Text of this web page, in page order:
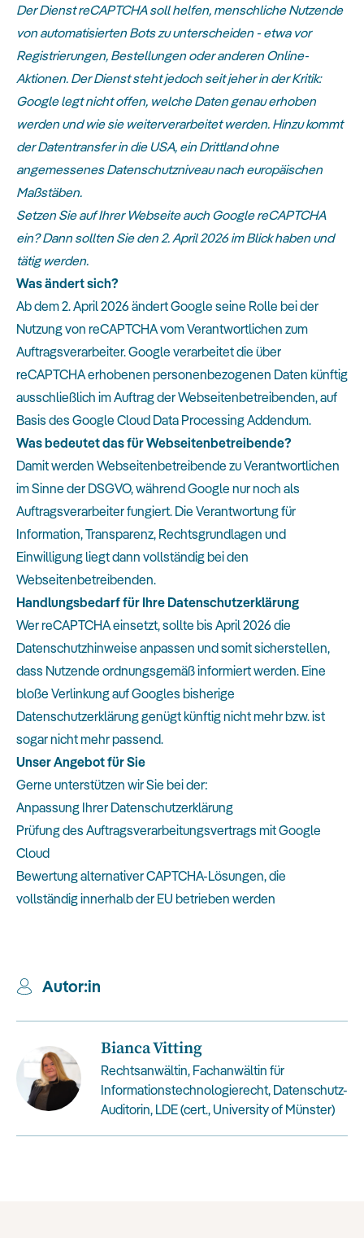
Der Dienst reCAPTCHA soll helfen, menschliche Nutzende
von automatisierten Bots zu unterscheiden - etwa vor
Registrierungen, Bestellungen oder anderen Online-
Aktionen. Der Dienst steht jedoch seit jeher in der Kritik:
Google legt nicht offen, welche Daten genau erhoben
werden und wie sie weiterverarbeitet werden. Hinzu kommt
der Datentransfer in die USA, ein Drittland ohne
angemessenes Datenschutzniveau nach europäischen
Maßstäben.
Setzen Sie auf Ihrer Webseite auch Google reCAPTCHA
ein? Dann sollten Sie den 2. April 2026 im Blick haben und
tätig werden.
Was ändert sich?
Ab dem 2. April 2026 ändert Google seine Rolle bei der
Nutzung von reCAPTCHA vom Verantwortlichen zum
Auftragsverarbeiter. Google verarbeitet die über
reCAPTCHA erhobenen personenbezogenen Daten künftig
ausschließlich im Auftrag der Webseitenbetreibenden, auf
Basis des Google Cloud Data Processing Addendum.
Was bedeutet das für Webseitenbetreibende?
Damit werden Webseitenbetreibende zu Verantwortlichen
im Sinne der DSGVO, während Google nur noch als
Auftragsverarbeiter fungiert. Die Verantwortung für
Information, Transparenz, Rechtsgrundlagen und
Einwilligung liegt dann vollständig bei den
Webseitenbetreibenden.
Handlungsbedarf für Ihre Datenschutzerklärung
Wer reCAPTCHA einsetzt, sollte bis April 2026 die
Datenschutzhinweise anpassen und somit sicherstellen,
dass Nutzende ordnungsgemäß informiert werden. Eine
bloße Verlinkung auf Googles bisherige
Datenschutzerklärung genügt künftig nicht mehr bzw. ist
sogar nicht mehr passend.
Unser Angebot für Sie
Gerne unterstützen wir Sie bei der:
Anpassung Ihrer Datenschutzerklärung
Prüfung des Auftragsverarbeitungsvertrags mit Google
Cloud
Bewertung alternativer CAPTCHA-Lösungen, die
vollständig innerhalb der EU betrieben werden
Autor:in
Bianca Vitting
Rechtsanwältin, Fachanwältin für
Informationstechnologierecht, Datenschutz-
Auditorin, LDE (cert., University of Münster)